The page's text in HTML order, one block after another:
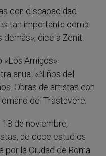
con discapacidad
tan importante como
demás», dice a Zenit.
«Los Amigos»
anual «Niños del
Obras de artistas con
del Trastevere.
18 de noviembre,
de doce estudios
por la Ciudad de Roma